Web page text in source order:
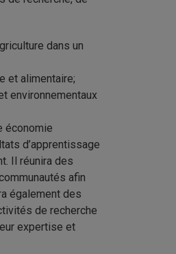
dans un
et alimentaire;
environnementaux
économie
d’apprentissage
Il réunira des
afin
également des
de recherche
expertise et